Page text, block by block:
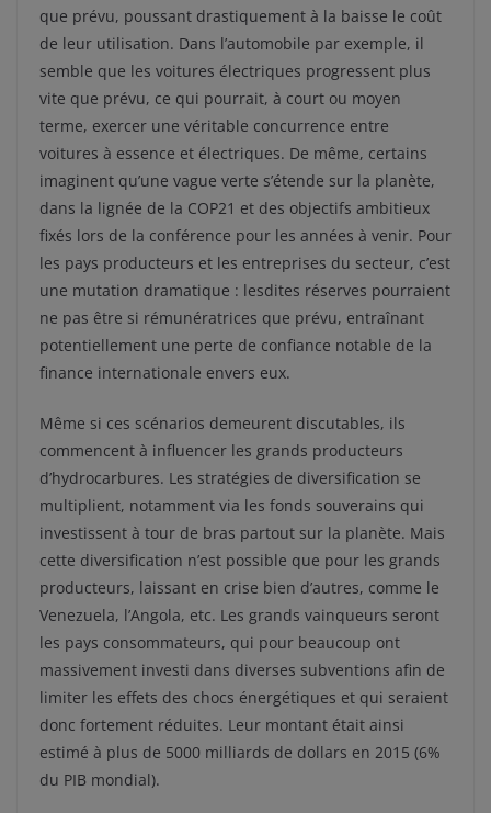
que prévu, poussant drastiquement à la baisse le coût
de leur utilisation. Dans l’automobile par exemple, il
semble que les voitures électriques progressent plus
vite que prévu, ce qui pourrait, à court ou moyen
terme, exercer une véritable concurrence entre
voitures à essence et électriques. De même, certains
imaginent qu’une vague verte s’étende sur la planète,
dans la lignée de la COP21 et des objectifs ambitieux
fixés lors de la conférence pour les années à venir. Pour
les pays producteurs et les entreprises du secteur, c’est
une mutation dramatique : lesdites réserves pourraient
ne pas être si rémunératrices que prévu, entraînant
potentiellement une perte de confiance notable de la
finance internationale envers eux.
Même si ces scénarios demeurent discutables, ils
commencent à influencer les grands producteurs
d’hydrocarbures. Les stratégies de diversification se
multiplient, notamment via les fonds souverains qui
investissent à tour de bras partout sur la planète. Mais
cette diversification n’est possible que pour les grands
producteurs, laissant en crise bien d’autres, comme le
Venezuela, l’Angola, etc. Les grands vainqueurs seront
les pays consommateurs, qui pour beaucoup ont
massivement investi dans diverses subventions afin de
limiter les effets des chocs énergétiques et qui seraient
donc fortement réduites. Leur montant était ainsi
estimé à plus de 5000 milliards de dollars en 2015 (6%
du PIB mondial).